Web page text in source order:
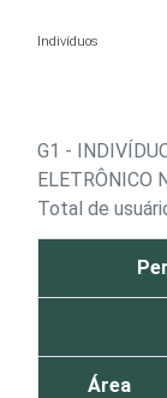
Indivíduos
G1 -
ELETRÔNICO
Total de
Área